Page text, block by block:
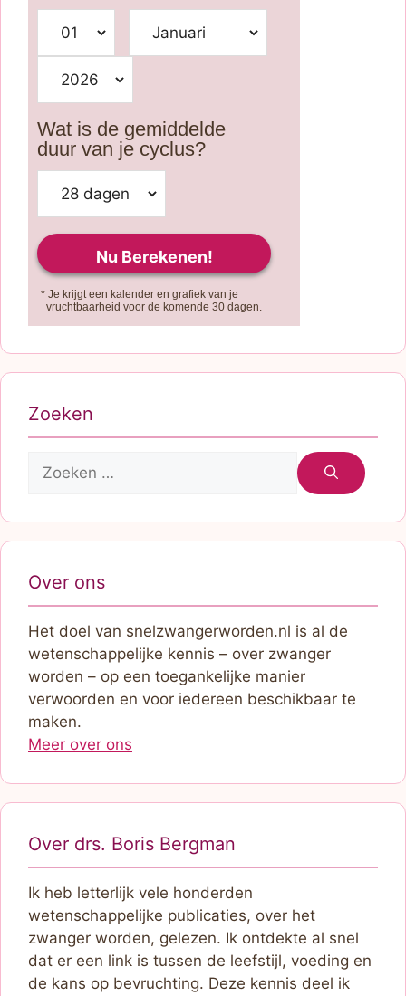
Wat is de gemiddelde
duur van je cyclus?
* Je krijgt een kalender en grafiek van je
vruchtbaarheid voor de komende 30 dagen.
Zoeken
Zoek
Over ons
Het doel van snelzwangerworden.nl is al de
wetenschappelijke kennis – over zwanger
worden – op een toegankelijke manier
verwoorden en voor iedereen beschikbaar te
maken.
Meer over ons
Over drs. Boris Bergman
Ik heb letterlijk vele honderden
wetenschappelijke publicaties, over het
zwanger worden, gelezen. Ik ontdekte al snel
dat er een link is tussen de leefstijl, voeding en
de kans op bevruchting. Deze kennis deel ik